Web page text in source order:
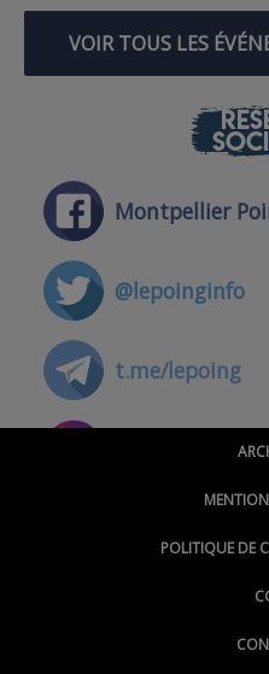
VOIR TOUS LES
Montpellier
@lepoinginfo
t.me/lepoing
POLITIQUE DE